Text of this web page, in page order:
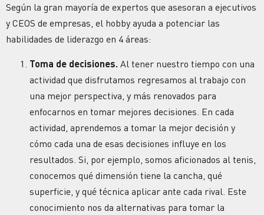
Según la gran mayoría de expertos que asesoran a ejecutivos
y CEOS de empresas, el hobby ayuda a potenciar las
habilidades de liderazgo en 4 áreas:
Toma de decisiones. Al tener nuestro tiempo con una
actividad que disfrutamos regresamos al trabajo con
una mejor perspectiva, y más renovados para
enfocarnos en tomar mejores decisiones. En cada
actividad, aprendemos a tomar la mejor decisión y
cómo cada una de esas decisiones influye en los
resultados. Si, por ejemplo, somos aficionados al tenis,
conocemos qué dimensión tiene la cancha, qué
superficie, y qué técnica aplicar ante cada rival. Este
conocimiento nos da alternativas para tomar la